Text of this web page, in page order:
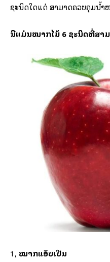
ຊະນິດໃດແດ່ ສາມາດຄວບຄຸມນ້ຳ
ນີ້ແມ່ນໝາກໄມ້ 6 ຊະນິດທີ່ສາ
1, ໝາກແອັບເປີ້ນ